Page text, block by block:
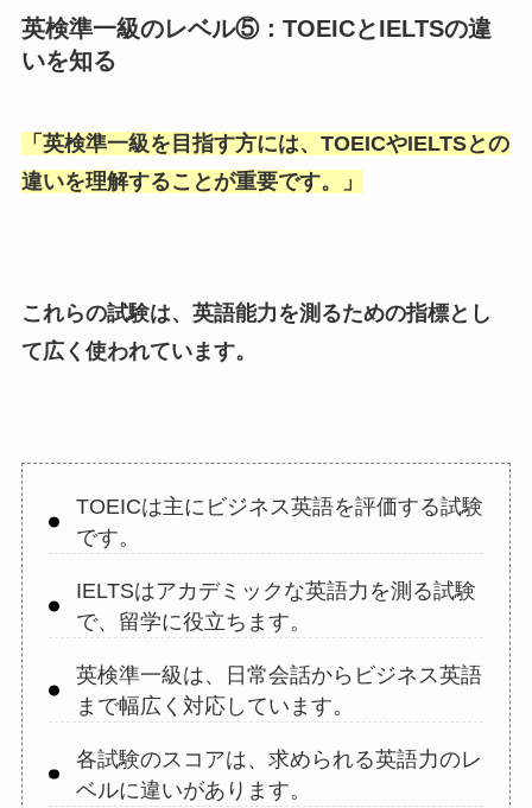
英検準一級のレベル⑤：TOEICとIELTSの違
いを知る
「 英検準一級を目指す方には、TOEICやIELTSとの
違いを理解することが重要です。
」
これらの試験は、英語能力を測るための指標とし
て広く使われています。
TOEICは主にビジネス英語を評価する試験
です。
IELTSはアカデミックな英語力を測る試験
で、留学に役立ちます。
英検準一級は、日常会話からビジネス英語
まで幅広く対応しています。
各試験のスコアは、求められる英語力のレ
ベルに違いがあります。